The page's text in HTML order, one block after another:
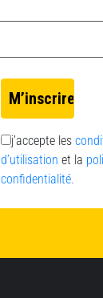
j’accepte les
d’utilisation et la
confidentialité.